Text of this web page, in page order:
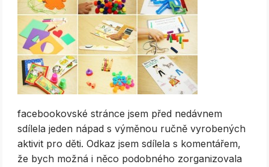
facebookovské stránce jsem před nedávnem
sdílela jeden nápad s výměnou ručně vyrobených
aktivit pro děti. Odkaz jsem sdílela s komentářem,
že bych možná i něco podobného zorganizovala